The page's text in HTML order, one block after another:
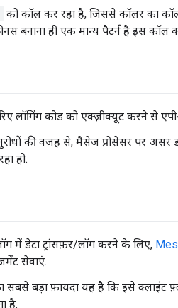
को कॉल कर रहा है, जिससे कॉलर का
बनाना ही एक मान्य पैटर्न है इस
लॉगिंग कोड को एक्ज़ीक्यूट करने से
की वजह से, मैसेज प्रोसेसर पर असर
हो.
में डेटा ट्रांसफ़र/लॉग करने के लिए,
सेवाएं.
बड़ा फ़ायदा यह है कि इसे क्लाइंट
है.